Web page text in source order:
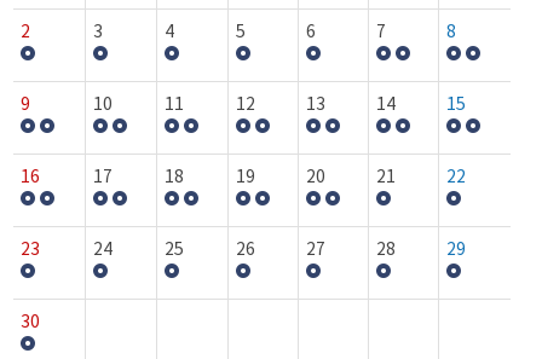
2 3 4 5 6 7 8
9 10 11 12 13 14 15
16 17 18 19 20 21 22
23 24 25 26 27 28 29
30